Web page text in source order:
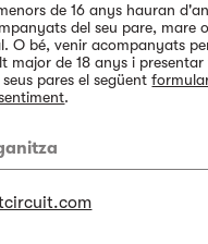
de 16 anys hauran
del seu pare, mare
O bé, venir acompanyats
major de 18 anys i
seus pares el següent
.